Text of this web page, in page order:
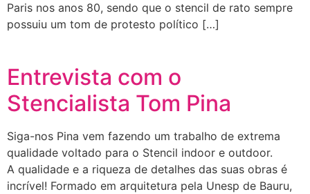
Paris nos anos 80, sendo que o stencil de rato sempre
possuiu um tom de protesto político […]
Entrevista com o
Stencialista Tom Pina
Siga-nos Pina vem fazendo um trabalho de extrema
qualidade voltado para o Stencil indoor e outdoor.
A qualidade e a riqueza de detalhes das suas obras é
incrível! Formado em arquitetura pela Unesp de Bauru,